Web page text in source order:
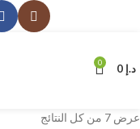
0 د.إ
عرض ⁦7⁩ من كل النتائج